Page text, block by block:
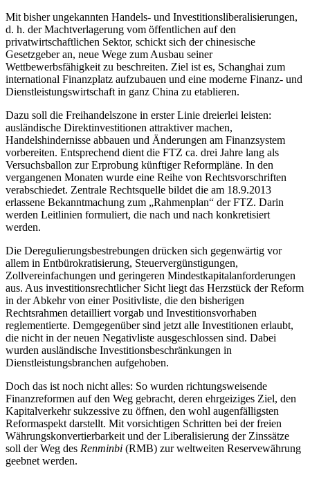
Mit bisher ungekannten Handels- und Investitionsliberalisierungen,
d. h. der Machtverlagerung vom öffentlichen auf den
privatwirtschaftlichen Sektor, schickt sich der chinesische
Gesetzgeber an, neue Wege zum Ausbau seiner
Wettbewerbsfähigkeit zu beschreiten. Ziel ist es, Schanghai zum
international Finanzplatz aufzubauen und eine moderne Finanz- und
Dienstleistungswirtschaft in ganz China zu etablieren.
Dazu soll die Freihandelszone in erster Linie dreierlei leisten:
ausländische Direktinvestitionen attraktiver machen,
Handelshindernisse abbauen und Änderungen am Finanzsystem
vorbereiten. Entsprechend dient die FTZ ca. drei Jahre lang als
Versuchsballon zur Erprobung künftiger Reformpläne. In den
vergangenen Monaten wurde eine Reihe von Rechtsvorschriften
verabschiedet. Zentrale Rechtsquelle bildet die am 18.9.2013
erlassene Bekanntmachung zum „Rahmenplan“ der FTZ. Darin
werden Leitlinien formuliert, die nach und nach konkretisiert
werden.
Die Deregulierungsbestrebungen drücken sich gegenwärtig vor
allem in Entbürokratisierung, Steuervergünstigungen,
Zollvereinfachungen und geringeren Mindestkapitalanforderungen
aus. Aus investitionsrechtlicher Sicht liegt das Herzstück der Reform
in der Abkehr von einer Positivliste, die den bisherigen
Rechtsrahmen detailliert vorgab und Investitionsvorhaben
reglementierte. Demgegenüber sind jetzt alle Investitionen erlaubt,
die nicht in der neuen Negativliste ausgeschlossen sind. Dabei
wurden ausländische Investitionsbeschränkungen in
Dienstleistungsbranchen aufgehoben.
Doch das ist noch nicht alles: So wurden richtungsweisende
Finanzreformen auf den Weg gebracht, deren ehrgeiziges Ziel, den
Kapitalverkehr sukzessive zu öffnen, den wohl augenfälligsten
Reformaspekt darstellt. Mit vorsichtigen Schritten bei der freien
Währungskonvertierbarkeit und der Liberalisierung der Zinssätze
soll der Weg des Renminbi (RMB) zur weltweiten Reservewährung
geebnet werden.